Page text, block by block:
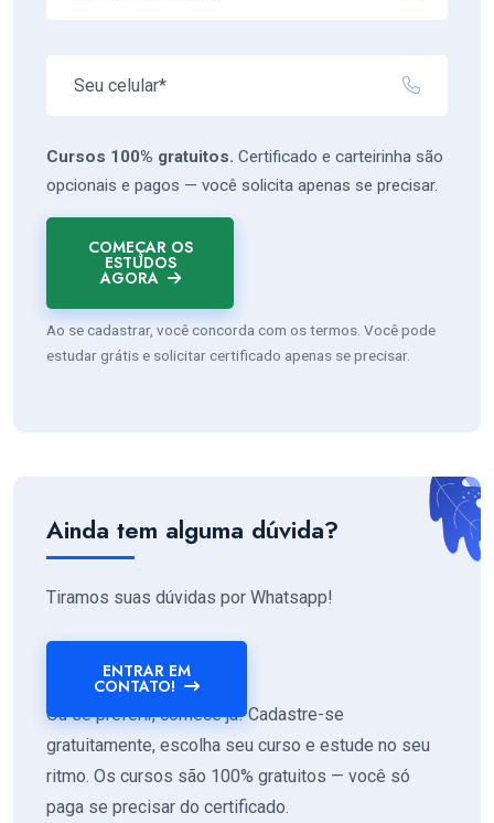
Cursos 100% gratuitos. Certificado e carteirinha são
opcionais e pagos — você solicita apenas se precisar.
COMEÇAR OS
ESTUDOS
AGORA
Ao se cadastrar, você concorda com os termos. Você pode
estudar grátis e solicitar certificado apenas se precisar.
Ainda tem alguma dúvida?
Tiramos suas dúvidas por Whatsapp!
ENTRAR EM
CONTATO!
Ou se preferir, comece já! Cadastre-se
gratuitamente, escolha seu curso e estude no seu
ritmo. Os cursos são 100% gratuitos — você só
paga se precisar do certificado.